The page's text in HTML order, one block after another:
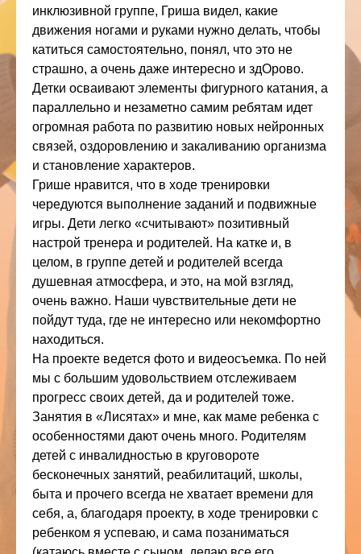
инклюзивной группе, Гриша видел, какие
движения ногами и руками нужно делать, чтобы
катиться самостоятельно, понял, что это не
страшно, а очень даже интересно и здОрово.
Детки осваивают элементы фигурного катания, а
параллельно и незаметно самим ребятам идет
огромная работа по развитию новых нейронных
связей, оздоровлению и закаливанию организма
и становление характеров.
Грише нравится, что в ходе тренировки
чередуются выполнение заданий и подвижные
игры. Дети легко «считывают» позитивный
настрой тренера и родителей. На катке и, в
целом, в группе детей и родителей всегда
душевная атмосфера, и это, на мой взгляд,
очень важно. Наши чувствительные дети не
пойдут туда, где не интересно или некомфортно
находиться.
На проекте ведется фото и видеосъемка. По ней
мы с большим удовольствием отслеживаем
прогресс своих детей, да и родителей тоже.
Занятия в «Лисятах» и мне, как маме ребенка с
особенностями дают очень много. Родителям
детей с инвалидностью в круговороте
бесконечных занятий, реабилитаций, школы,
быта и прочего всегда не хватает времени для
себя, а, благодаря проекту, в ходе тренировки с
ребенком я успеваю, и сама позаниматься